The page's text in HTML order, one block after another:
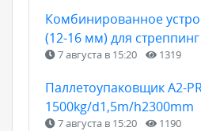
Комбинированное
(12-16 мм) для
7 августа в 15:20 1319
Паллетоупаковщик A2-
1500kg/d1,5m/h2300mm
7 августа в 15:20 1190